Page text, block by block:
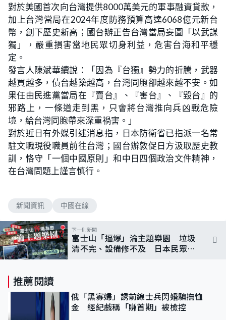
對於美國首次向台灣提供8000萬美元的軍事融資貸款，
加上台灣當局在2024年度防務預算高達6068億元新台
幣，創下歷史新高；國台辦正告台灣當局妄圖「以武謀
獨」，嚴重損害當地民眾切身利益，危害台海和平穩
定。
發言人陳斌華續說：「因為『台獨』勢力的折騰，武器
越買越多，債台越築越高，台灣同胞卻越來越不安。如
果任由民進黨當局在『賣台』、『害台』、『毀台』的
邪路上，一條道走到黑，只會將台灣推向兵凶戰危險
境，給台灣同胞帶來深重禍害。」
對於近日有外媒引述消息指，日本防衛省已指派一名常
駐文職現役職員前往台灣；國台辦敦促日方汲取歷史教
訓，恪守「一個中國原則」和中日四個政治文件精神，
在台灣問題上謹言慎行。
新聞資訊 中國在線
下一則新聞
富士山「逼爆」淪主題樂園 垃圾
清不完、設備修不及 日本民眾：
推薦閱讀
俄「黑寡婦」誘前線士兵閃婚騙撫恤
金 經紀戲稱「賺首期」被檢控